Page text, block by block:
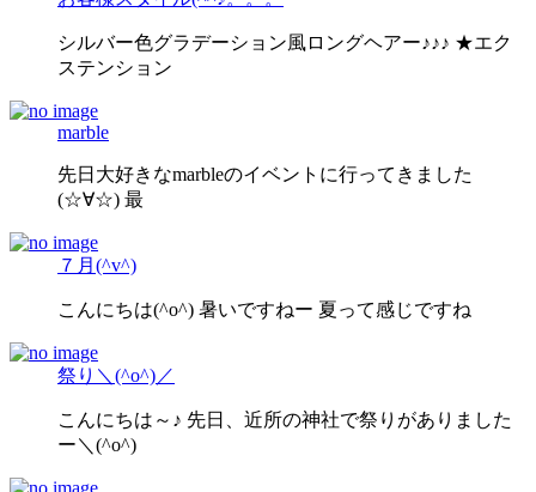
シルバー色グラデーション風ロングヘアー♪♪♪ ★エク
ステンション
marble
先日大好きなmarbleのイベントに行ってきました
(☆∀☆) 最
７月(^v^)
こんにちは(^o^) 暑いですねー 夏って感じですね
祭り＼(^o^)／
こんにちは～♪ 先日、近所の神社で祭りがありました
ー＼(^o^)